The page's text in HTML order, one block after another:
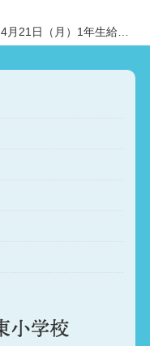
4月21日（月）1年生給食開始